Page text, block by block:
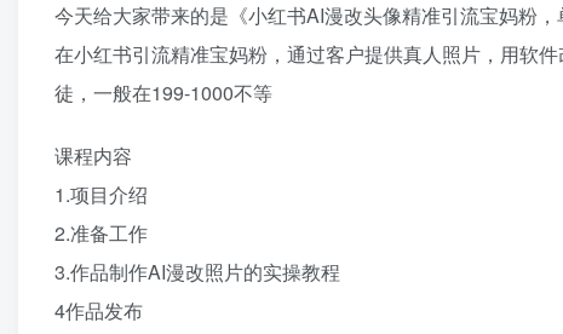
今天给大家带来的是《小红书AI漫改头像精准引流宝妈粉
在小红书引流精准宝妈粉，通过客户提供真人照片，用软
徒，一般在199-1000不等
课程内容
1.项目介绍
2.准备工作
3.作品制作AI漫改照片的实操教程
4作品发布